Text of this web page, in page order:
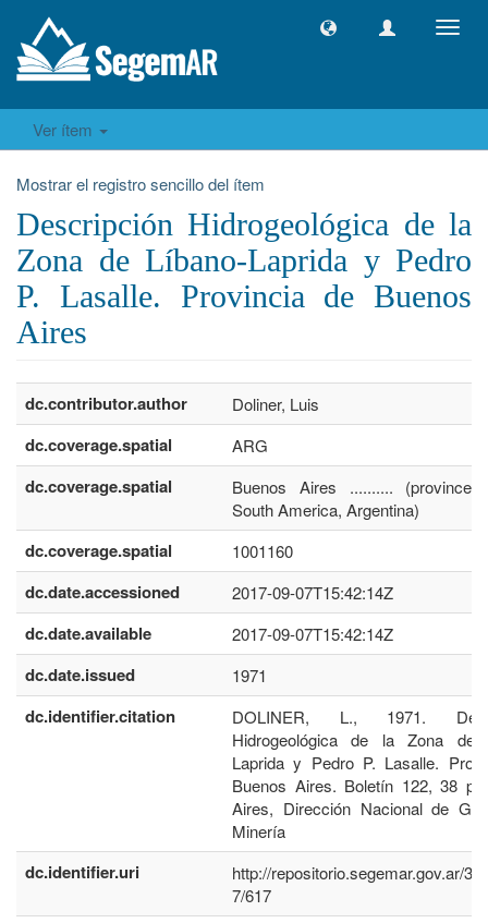
Ver ítem
Mostrar el registro sencillo del ítem
Descripción Hidrogeológica de la
Zona de Líbano-Laprida y Pedro
P. Lasalle. Provincia de Buenos
Aires
dc.contributor.author Doliner, Luis
dc.coverage.spatial ARG
dc.coverage.spatial
Buenos Aires .......... (province)
South America, Argentina)
dc.coverage.spatial 1001160
dc.date.accessioned 2017-09-07T15:42:14Z
dc.date.available 2017-09-07T15:42:14Z
dc.date.issued 1971
dc.identifier.citation
DOLINER, L., 1971.
Hidrogeológica de la Zona de
Laprida y Pedro P. Lasalle.
Buenos Aires. Boletín 122, 38 p.
Aires, Dirección Nacional de
Minería
dc.identifier.uri
http://repositorio.segemar.gov.ar/
7/617